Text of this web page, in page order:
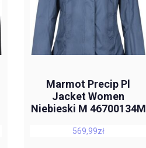
Marmot Precip Pl
Jacket Women
Niebieski M 46700134M
569,99zł